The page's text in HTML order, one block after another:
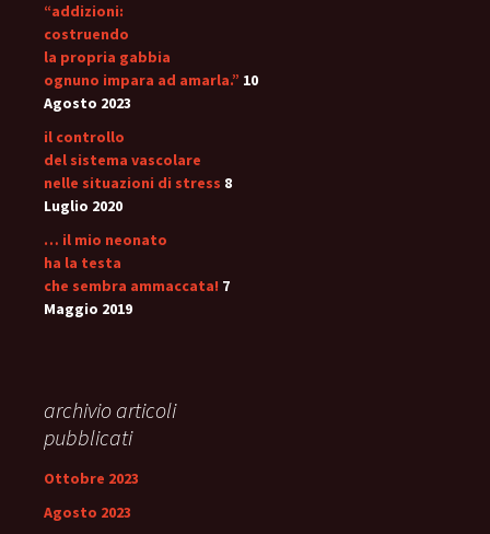
“addizioni:
costruendo
la propria gabbia
ognuno impara ad amarla.” 10
Agosto 2023
il controllo
del sistema vascolare
nelle situazioni di stress 8
Luglio 2020
… il mio neonato
ha la testa
che sembra ammaccata! 7
Maggio 2019
archivio articoli
pubblicati
Ottobre 2023
Agosto 2023